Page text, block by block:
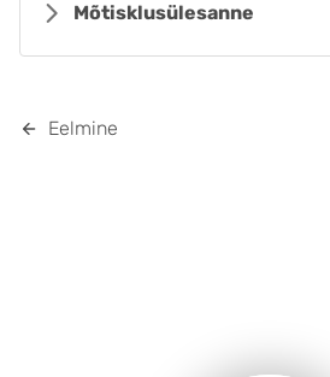
Mõtisklusülesanne
Eelmine